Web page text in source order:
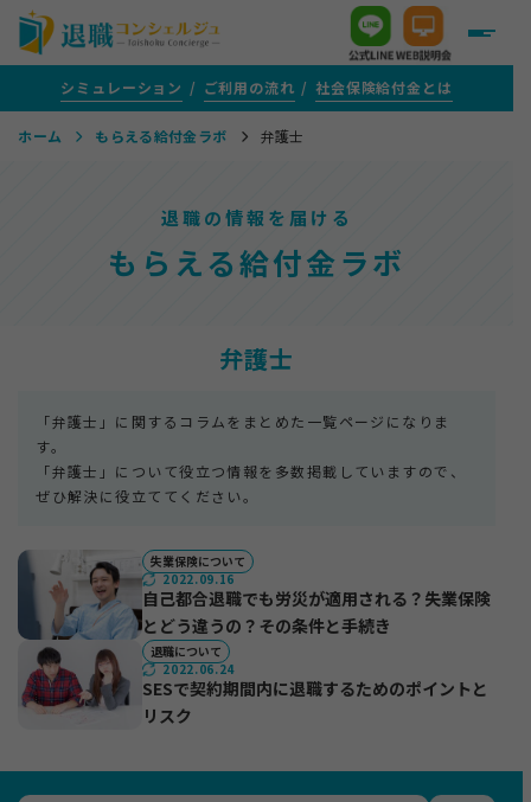
給付金がいくらもらえるか知りたい方
給付金がもらえる転職支援を活用する方
1年以上ご通院を続けている方
法人ご担当者・インフルエンサーの方
もらえる給付金ラボ
退職コンシェルジュについて ＋
シミュレーション ご利用の流れ 社会保険給付金とは
ホーム もらえる給付金ラボ 弁護士
退職の情報を届ける
もらえる給付金ラボ
弁護士
「弁護士」に関するコラムをまとめた一覧ページになりま
す。
「弁護士」について役立つ情報を多数掲載していますので、
ぜひ解決に役立ててください。
失業保険について
2022.09.16
自己都合退職でも労災が適用される？失業保険
とどう違うの？その条件と手続き
退職について
2022.06.24
SESで契約期間内に退職するためのポイントと
リスク